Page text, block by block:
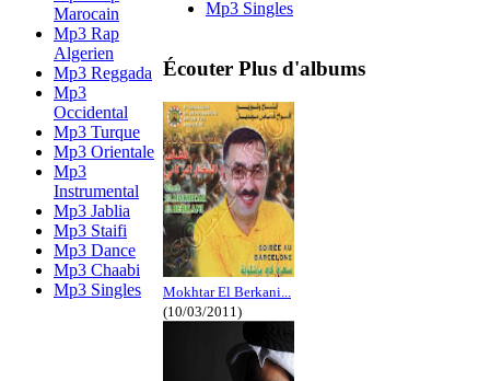
Marocain
Mp3 Rap
Algerien
Mp3 Reggada
Mp3
Occidental
Mp3 Turque
Mp3 Orientale
Mp3
Instrumental
Mp3 Jablia
Mp3 Staifi
Mp3 Dance
Mp3 Chaabi
Mp3 Singles
Mp3 Singles
Écouter Plus d'albums
Mokhtar El Berkani...
(10/03/2011)